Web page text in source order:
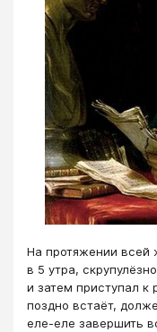
На протяжении всей
в 5 утра,
и затем приступал к
поздно встаёт,
еле-еле завершить